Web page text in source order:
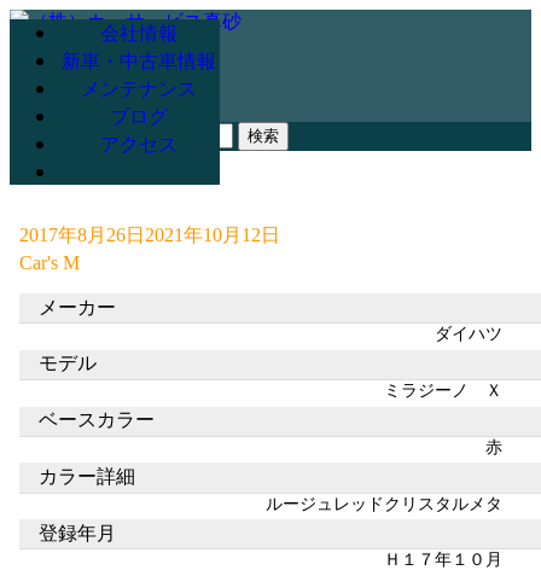
078-947-3265
会社情報
新車・中古車情報
メンテナンス
ブログ
アクセス
2017年8月26日 2021年10月12日
Car's M
メーカー
ダイハツ
モデル
ミラジーノ Ｘ
ベースカラー
赤
カラー詳細
ルージュレッドクリスタルメタ
登録年月
Ｈ１７年１０月